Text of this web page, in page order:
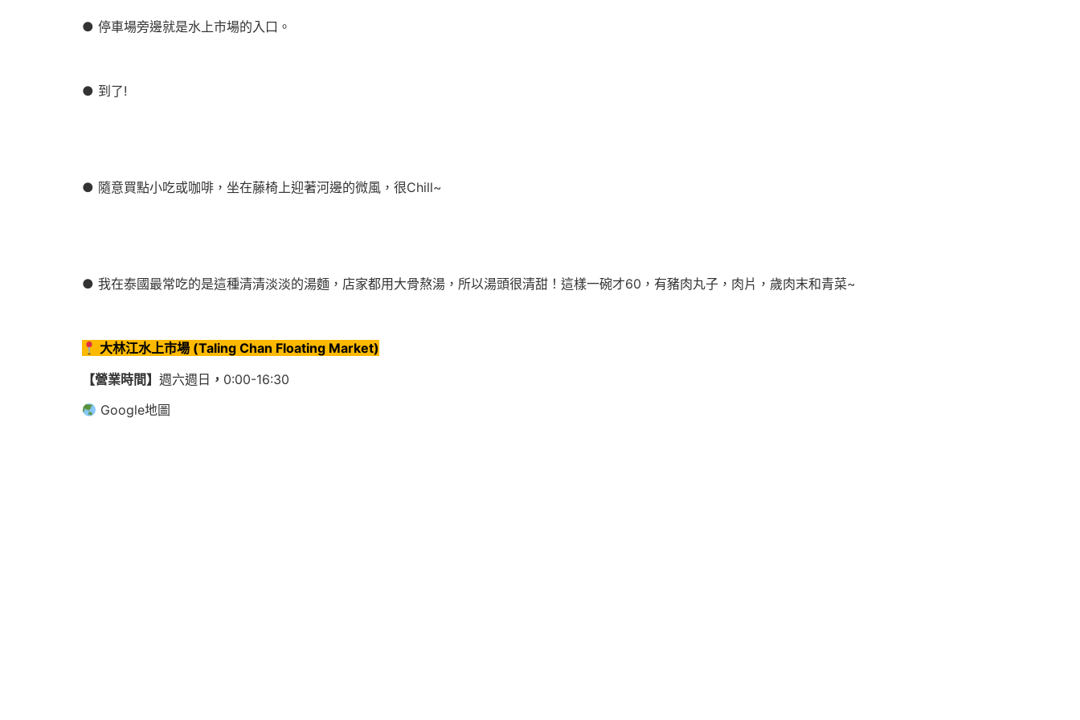
● 停車場旁邊就是水上市場的入口。
● 到了!
● 隨意買點小吃或咖啡，坐在藤椅上迎著河邊的微風，很Chill~
● 我在泰國最常吃的是這種清清淡淡的湯麵，店家都用大骨熬湯，所以湯頭很清甜！這樣一碗才60，有豬肉丸子，肉片，歲肉末和青菜~
大林江水上市場 (Taling Chan Floating Market)
【營業時間】 週六週日 ， 0:00-16:30
Google地圖